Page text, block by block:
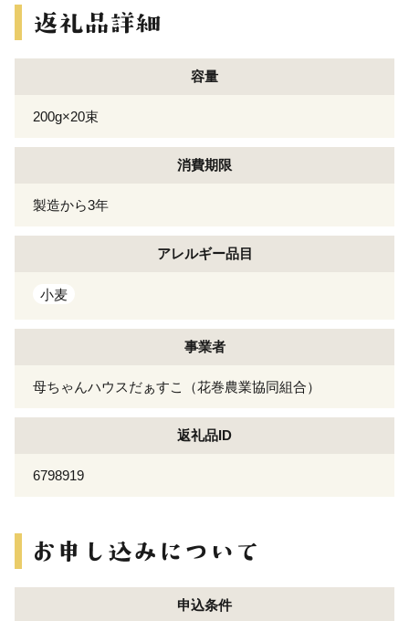
容量
200g×20束
消費期限
製造から3年
アレルギー品目
小麦
事業者
母ちゃんハウスだぁすこ（花巻農業協同組合）
返礼品ID
6798919
申込条件